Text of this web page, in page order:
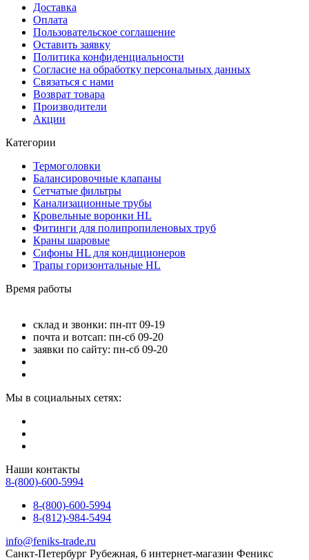
Доставка
Оплата
Пользовательское соглашение
Оставить заявку
Политика конфиденциальности
Согласие на обработку персональных данных
Связаться с нами
Возврат товара
Производители
Акции
Категории
Термоголовки
Балансировочные клапаны
Сетчатые фильтры
Канализационные трубы
Кровельные воронки HL
Фитинги для полипропиленовых труб
Краны шаровые
Сифоны HL для кондиционеров
Трапы горизонтальные HL
Время работы
склад и звонки: пн-пт 09-19
почта и вотсап: пн-сб 09-20
заявки по сайту: пн-сб 09-20
Мы в социальных сетях:
Наши контакты
8-(800)-600-5994
8-(800)-600-5994
8-(812)-984-5494
info@feniks-trade.ru
Санкт-Петербург Рубежная, 6 интернет-магазин Феникс